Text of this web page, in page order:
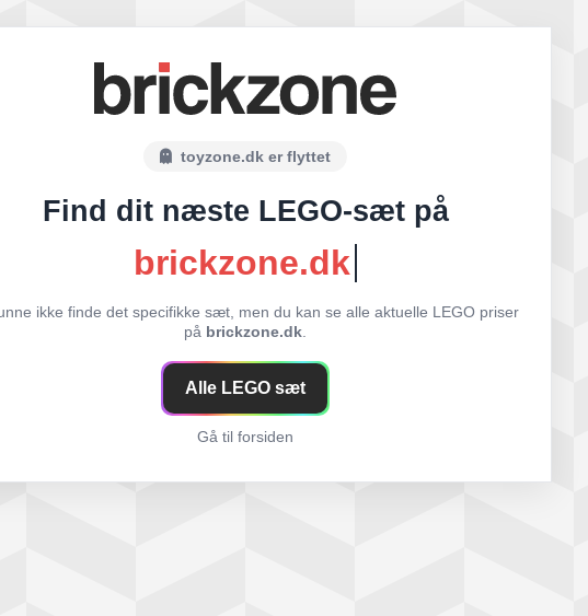
toyzone.dk er flyttet
Find dit næste LEGO-sæt på
brickzone.dk
ikke finde det specifikke sæt, men du kan se alle aktuelle LEGO priser
på brickzone.dk.
Alle LEGO sæt
Gå til forsiden